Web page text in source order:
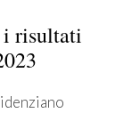
i risultati